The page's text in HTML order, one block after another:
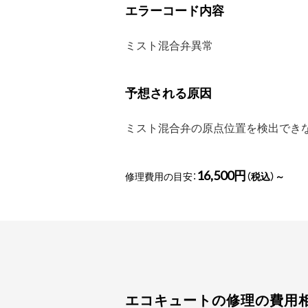
エラーコード内容
ミスト混合弁異常
予想される原因
ミスト混合弁の原点位置を検出でき
修理費用の目安： 16,500円（税込）～
エコキュートの修理の費用